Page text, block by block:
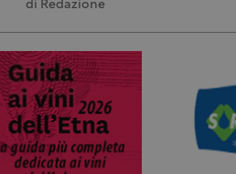
di Redazione